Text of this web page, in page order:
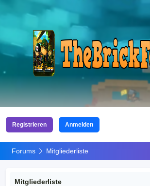
Registrieren Anmelden
Forums Mitgliederliste
Mitgliederliste